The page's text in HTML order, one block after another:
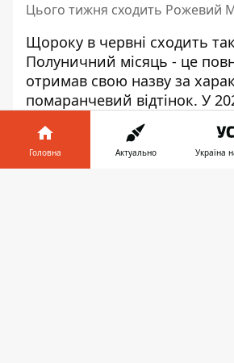
Цього тижня сходить Рожевий
Щороку в червні сходить
Полуничний місяць - це
отримав свою назву за
помаранчевий відтінок. У
зійде 10 та 11 червня.
варте того, аби його
період Місяць не тільки
Головна Актуально Україна